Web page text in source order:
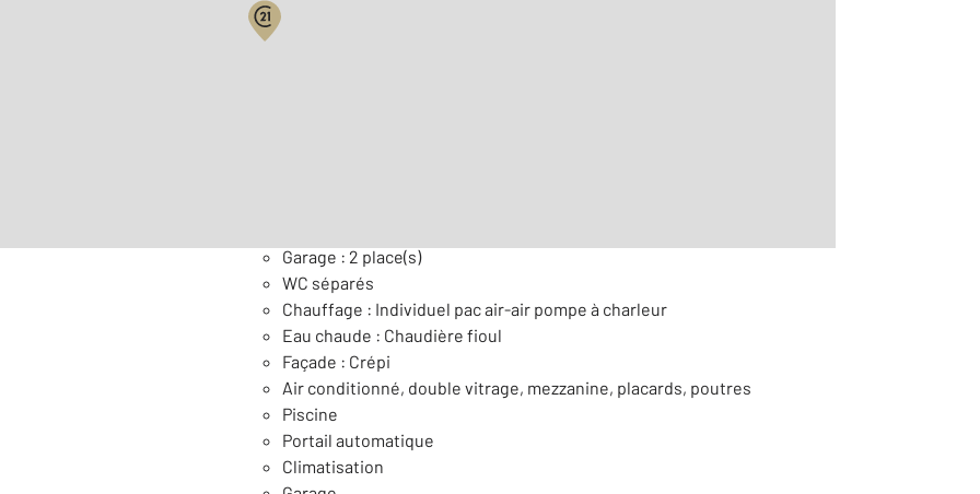
Garage : 2 place(s)
WC séparés
Chauffage : Individuel pac air-air pompe à charleur
Eau chaude : Chaudière fioul
Façade : Crépi
Air conditionné, double vitrage, mezzanine, placards, poutres
Piscine
Portail automatique
Climatisation